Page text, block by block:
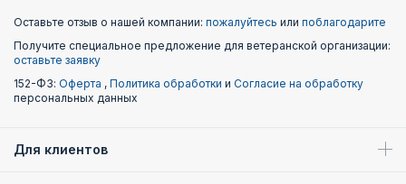
Оставьте отзыв о нашей компании: пожалуйтесь или поблагодарите
Получите специальное предложение для ветеранской организации:
оставьте заявку
152-ФЗ: Оферта , Политика обработки и Согласие на обработку
персональных данных
Для клиентов